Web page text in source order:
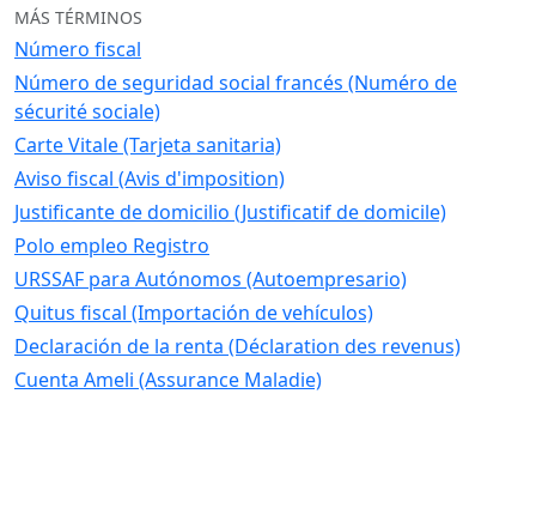
MÁS TÉRMINOS
Número fiscal
Número de seguridad social francés (Numéro de
sécurité sociale)
Carte Vitale (Tarjeta sanitaria)
Aviso fiscal (Avis d'imposition)
Justificante de domicilio (Justificatif de domicile)
Polo empleo Registro
URSSAF para Autónomos (Autoempresario)
Quitus fiscal (Importación de vehículos)
Declaración de la renta (Déclaration des revenus)
Cuenta Ameli (Assurance Maladie)